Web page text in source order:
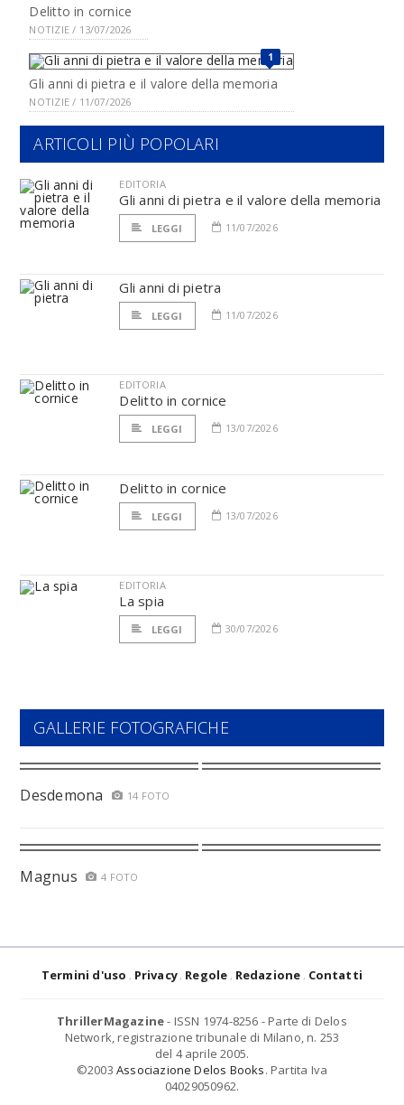
Delitto in cornice
NOTIZIE / 13/07/2026
1
Gli anni di pietra e il valore della memoria
NOTIZIE / 11/07/2026
ARTICOLI PIÙ POPOLARI
EDITORIA
Gli anni di pietra e il valore della memoria
LEGGI 11/07/2026
Gli anni di pietra
LEGGI 11/07/2026
EDITORIA
Delitto in cornice
LEGGI 13/07/2026
Delitto in cornice
LEGGI 13/07/2026
EDITORIA
La spia
LEGGI 30/07/2026
GALLERIE FOTOGRAFICHE
Desdemona 14 FOTO
Magnus 4 FOTO
Termini d'uso Privacy Regole Redazione Contatti
ThrillerMagazine- ISSN 1974-8256 - Parte di Delos
Network, registrazione tribunale di Milano, n. 253
del 4 aprile 2005.
©2003 Associazione Delos Books. Partita Iva
04029050962.